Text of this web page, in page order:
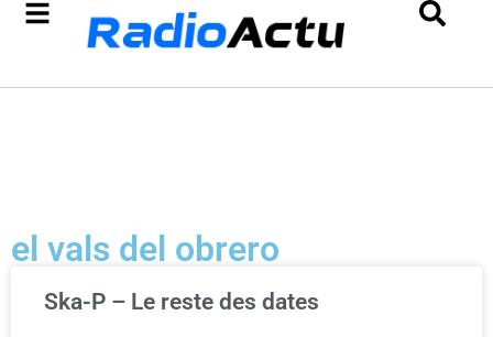
el vals del obrero
Ska-P – Le reste des dates